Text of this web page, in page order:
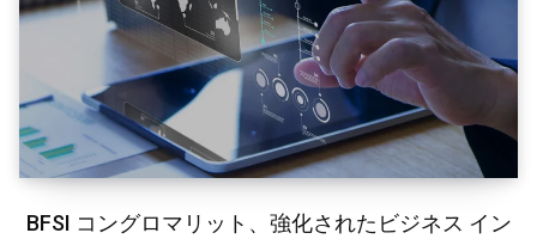
BFSI コングロマリット、強化されたビジネス イン